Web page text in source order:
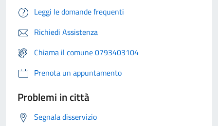
Leggi le domande frequenti
Richiedi Assistenza
Chiama il comune 0793403104
Prenota un appuntamento
Problemi in città
Segnala disservizio